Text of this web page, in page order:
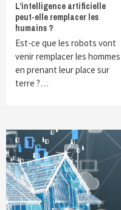
L’intelligence artificielle
peut-elle remplacer les
humains ?
Est-ce que les robots vont
venir remplacer les hommes
en prenant leur place sur
terre ?…